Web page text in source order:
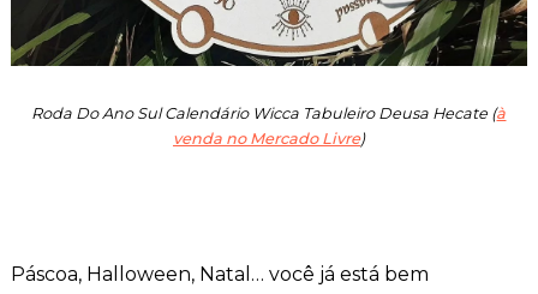
Roda Do Ano Sul Calendário Wicca Tabuleiro Deusa Hecate (à
venda no Mercado Livre)
Páscoa, Halloween, Natal… você já está bem